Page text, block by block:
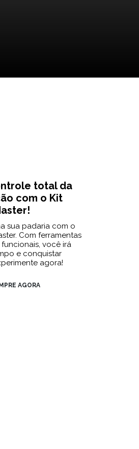
total da
com o Kit
sua padaria com o
Com ferramentas
você irá
e conquistar
agora!
AGORA